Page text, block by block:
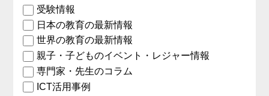
受験情報
日本の教育の最新情報
世界の教育の最新情報
親子・子どものイベント・レジャー情報
専門家・先生のコラム
ICT活用事例